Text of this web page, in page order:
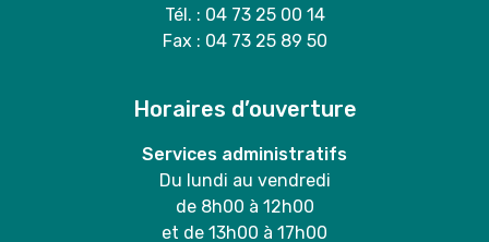
Tél. : 04 73 25 00 14
Fax : 04 73 25 89 50
Horaires d’ouverture
Services administratifs
Du lundi au vendredi
de 8h00 à 12h00
et de 13h00 à 17h00